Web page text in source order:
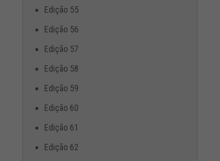
Edição 55
Edição 56
Edição 57
Edição 58
Edição 59
Edição 60
Edição 61
Edição 62